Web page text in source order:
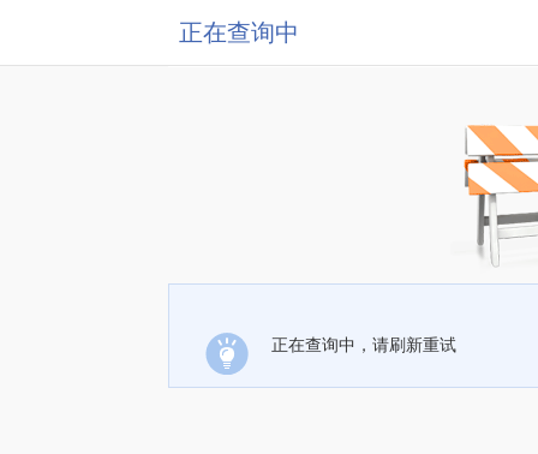
正在查询中
正在查询中，请刷新重试